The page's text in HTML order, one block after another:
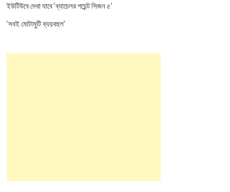
ইউটিউবে দেখা যাবে ‘ব্যাচেলর পয়েন্ট সিজন ৫’
‘সবই মোটামুটি ব্যয়বহুল’